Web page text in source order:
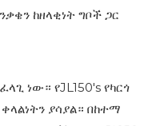
ከዘላቂነት ግቦች ጋር
ነው። የJL150's የካርጎ
ያሳያል። በከተማ